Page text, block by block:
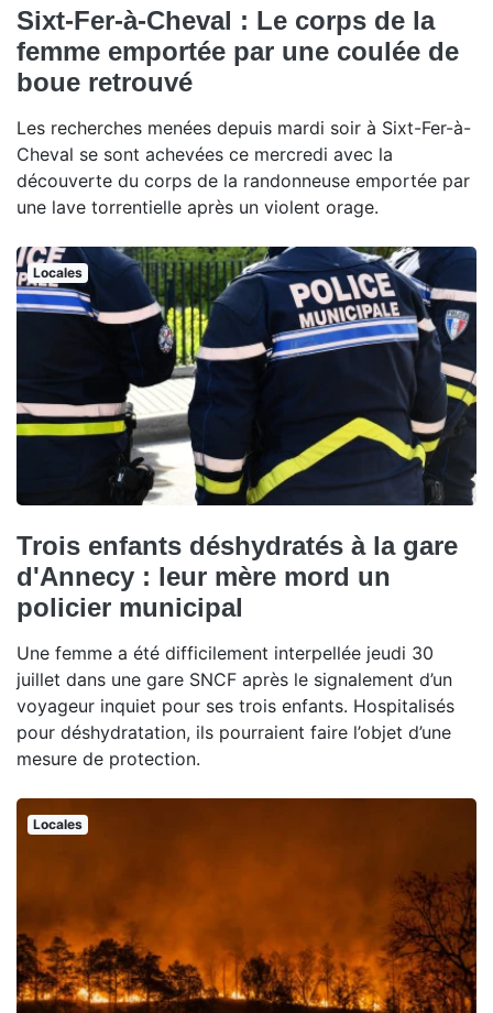
Sixt-Fer-à-Cheval : Le corps de la
femme emportée par une coulée de
boue retrouvé
Les recherches menées depuis mardi soir à Sixt-Fer-à-
Cheval se sont achevées ce mercredi avec la
découverte du corps de la randonneuse emportée par
une lave torrentielle après un violent orage.
Locales
Trois enfants déshydratés à la gare
d'Annecy : leur mère mord un
policier municipal
Une femme a été difficilement interpellée jeudi 30
juillet dans une gare SNCF après le signalement d’un
voyageur inquiet pour ses trois enfants. Hospitalisés
pour déshydratation, ils pourraient faire l’objet d’une
mesure de protection.
Locales